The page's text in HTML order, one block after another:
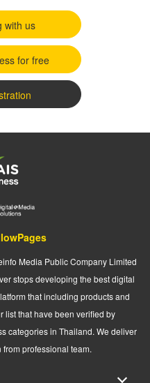
with us
for free
Media Public Company Limited
stops developing the best digital
that including products and
list that have been verified by
categories in Thailand. We deliver
professional team.